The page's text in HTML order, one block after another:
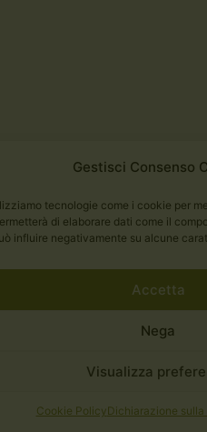
Gestisci Consenso
tecnologie come i cookie per
di elaborare dati come il
influire negativamente su alcune
Accetta
Nega
Visualizza
Cookie PolicyDichiarazione